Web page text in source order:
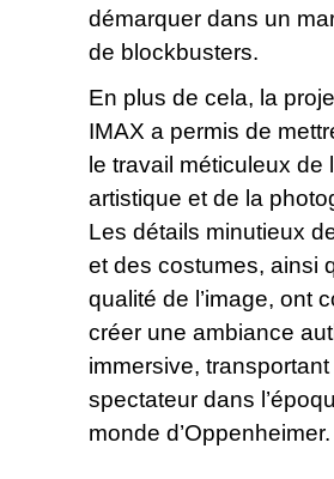
démarquer dans un
de blockbusters.
En plus de cela, la
IMAX a permis de
le travail méticuleux de
artistique et de la
Les détails minutieux
et des costumes, ainsi
qualité de l’image, ont
créer une ambiance
immersive, transportant
spectateur dans
monde d’Oppenheimer.